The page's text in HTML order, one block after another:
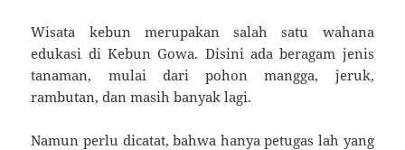
Wisata kebun merupakan salah satu wahana
edukasi di Kebun Gowa. Disini ada beragam jenis
tanaman, mulai dari pohon mangga, jeruk,
rambutan, dan masih banyak lagi.
Namun perlu dicatat, bahwa hanya petugas lah yang